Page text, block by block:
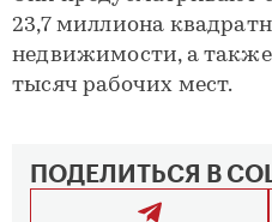
23,7 миллиона
недвижимости, а также
тысяч рабочих мест.
ПОДЕЛИТЬСЯ В